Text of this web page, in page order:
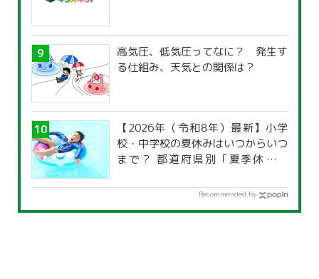
高気圧、低気圧ってなに？ 発生す
る仕組み、天気との関係は？
【2026年（令和8年）最新】小学
校・中学校の夏休みはいつからいつ
まで？ 都道府県別「夏季休暇一
Recommended by